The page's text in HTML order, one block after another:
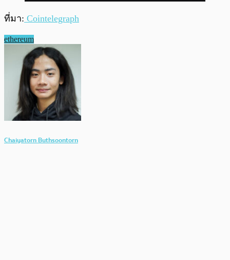
ที่มา: Cointelegraph
ethereum
Chaiyatorn Buthsoontorn